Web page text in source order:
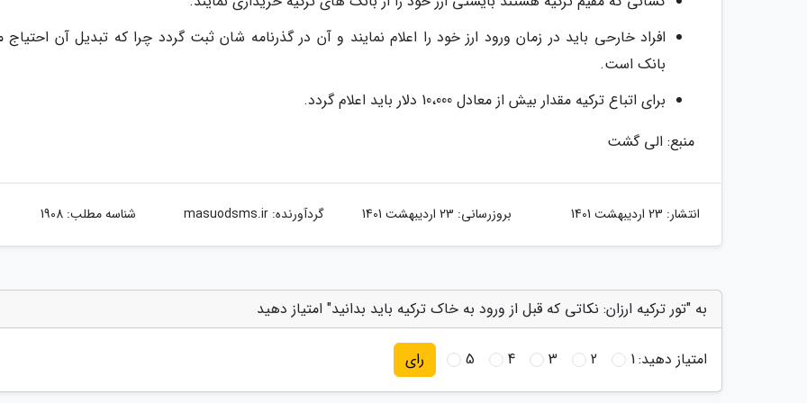
افراد خارحی باید در زمان ورود ارز خود را اعلام نمایند و آن در گذرنامه شان ثبت گردد چرا که تبدیل آن احتیاج
بانک است.
برای اتباع ترکیه مقدار بیش از معادل 10،000 دلار باید اعلام گردد.
منبع: الی گشت
انتشار: 23 اردیبهشت 1401 بروزرسانی: 23 اردیبهشت 1401 گردآورنده:masuodsms.ir شناسه مطلب: 1908
به "تور ترکیه ارزان: نکاتی که قبل از ورود به خاک ترکیه باید بدانید" امتیاز دهید
امتیاز دهید:1
2
3
4
5 رای